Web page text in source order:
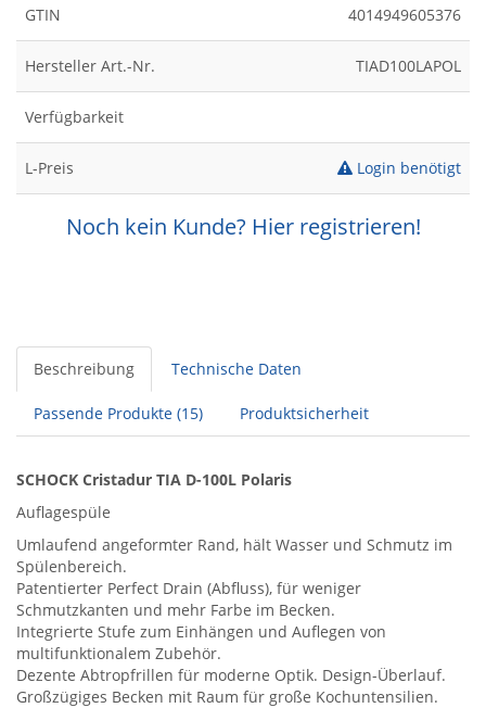
GTIN 4014949605376
Hersteller Art.-Nr. TIAD100LAPOL
Verfügbarkeit
L-Preis Login benötigt
Noch kein Kunde? Hier registrieren!
Beschreibung Technische Daten
Passende Produkte (15) Produktsicherheit
SCHOCK Cristadur TIA D-100L Polaris
Auflagespüle
Umlaufend angeformter Rand, hält Wasser und Schmutz im
Spülenbereich.
Patentierter Perfect Drain (Abfluss), für weniger
Schmutzkanten und mehr Farbe im Becken.
Integrierte Stufe zum Einhängen und Auflegen von
multifunktionalem Zubehör.
Dezente Abtropfrillen für moderne Optik. Design-Überlauf.
Großzügiges Becken mit Raum für große Kochuntensilien.